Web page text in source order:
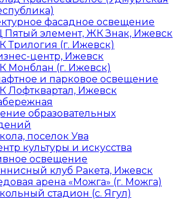
фасадное освещение
Пятый элемент, ЖК Знак, Ижевск
Трилогия (г. Ижевск)
центр, Ижевск
Монблан (г. Ижевск)
и парковое освещение
Лофтквартал, Ижевск
образовательных
поселок Ува
культуры и искусства
освещение
клуб Ракета, Ижевск
арена «Можга» (г. Можга)
стадион (с. Ягул)